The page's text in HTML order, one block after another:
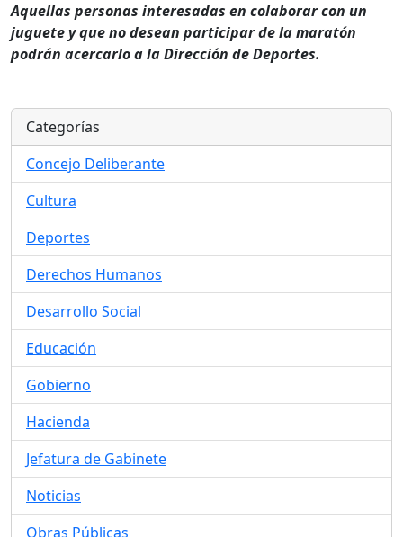
Aquellas personas interesadas en colaborar con un
juguete y que no desean participar de la maratón
podrán acercarlo a la Dirección de Deportes.
Categorías
Concejo Deliberante
Cultura
Deportes
Derechos Humanos
Desarrollo Social
Educación
Gobierno
Hacienda
Jefatura de Gabinete
Noticias
Obras Públicas